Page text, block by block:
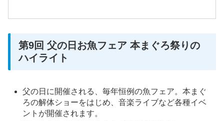
第9回 父の日お魚フェア 本まぐろ祭りの
ハイライト
父の日に開催される、毎年恒例の魚フェア。本まぐ
ろの解体ショーをはじめ、音楽ライブなど各種イベ
ントが開催されます。